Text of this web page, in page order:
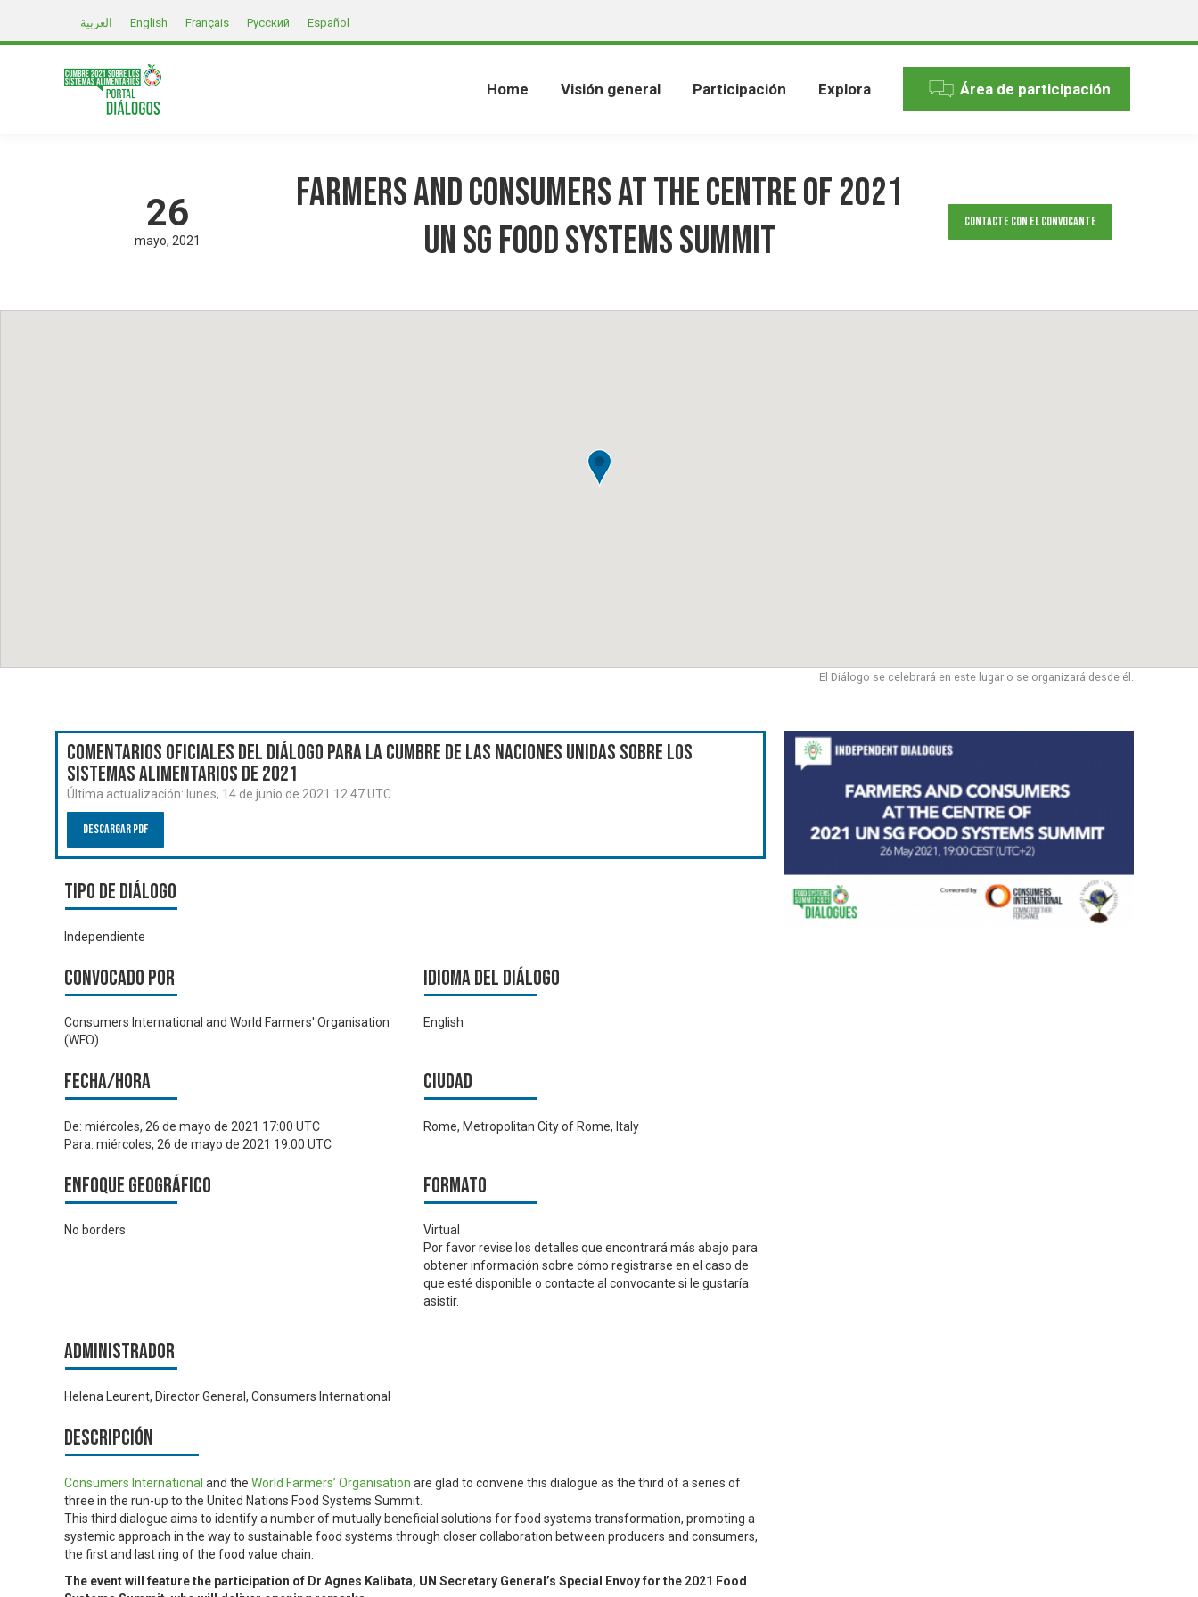
العربية English Français Русский Español
Home Visión general Participación Explora Área de participación
26
mayo 2021
Farmers and Consumers at the centre of 2021
UN SG Food Systems Summit
Contacte con el convocante
El Diálogo se celebrará en este lugar o se organizará desde él.
Comentarios oficiales del Diálogo para la Cumbre de las Naciones Unidas sobre los
Sistemas Alimentarios de 2021
Última actualización: lunes, 14 de junio de 2021 12:47 UTC
Descargar PDF
Tipo de diálogo
Independiente
Convocado por
Consumers International and World Farmers' Organisation
(WFO)
Idioma del Diálogo
English
Fecha/hora
De: miércoles, 26 de mayo de 2021 17:00 UTC
Para: miércoles, 26 de mayo de 2021 19:00 UTC
Ciudad
Rome, Metropolitan City of Rome, Italy
Enfoque geográfico
No borders
Formato
Virtual
Por favor revise los detalles que encontrará más abajo para
obtener información sobre cómo registrarse en el caso de
que esté disponible o contacte al convocante si le gustaría
asistir.
Administrador
Helena Leurent, Director General, Consumers International
Descripción
Consumers International and the World Farmers’ Organisation are glad to convene this dialogue as the third of a series of
three in the run-up to the United Nations Food Systems Summit.
This third dialogue aims to identify a number of mutually beneficial solutions for food systems transformation, promoting a
systemic approach in the way to sustainable food systems through closer collaboration between producers and consumers,
the first and last ring of the food value chain.
The event will feature the participation of Dr Agnes Kalibata, UN Secretary General’s Special Envoy for the 2021 Food